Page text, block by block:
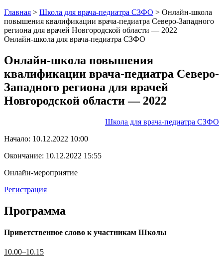
Главная > Школа для врача-педиатра СЗФО > Онлайн-школа
повышения квалификации врача-педиатра Северо-Западного
региона для врачей Новгородской области — 2022
Онлайн-школа для врача-педиатра СЗФО
Онлайн-школа повышения
квалификации врача-педиатра Северо-
Западного региона для врачей
Новгородской области — 2022
Школа для врача-педиатра СЗФО
Начало: 10.12.2022 10:00
Окончание: 10.12.2022 15:55
Онлайн-мероприятие
Регистрация
Программа
Приветственное слово к участникам Школы
10.00–10.15